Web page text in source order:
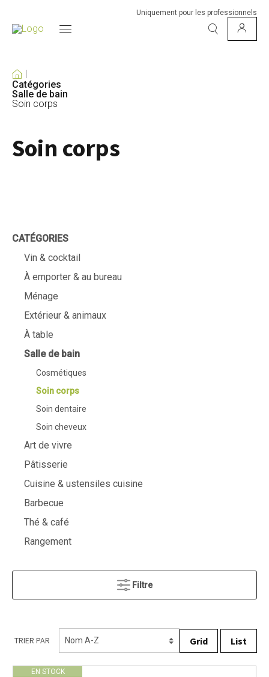
Uniquement pour les professionnels
Catégories
Salle de bain
Soin corps
Soin corps
CATÉGORIES
Vin & cocktail
À emporter & au bureau
Ménage
Extérieur & animaux
À table
Salle de bain
Cosmétiques
Soin corps
Soin dentaire
Soin cheveux
Art de vivre
Pâtisserie
Cuisine & ustensiles cuisine
Barbecue
Thé & café
Rangement
Filtre
TRIER PAR Grid List
EN STOCK